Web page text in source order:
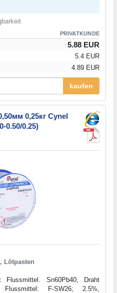
PRIVATKUNDE
5.88 EUR
5.4 EUR
4.89 EUR
kaufen
0,25кг Cynel
0.50/0.25)
Lötpasten
Sn60Pb40, Draht
F-SW26; 2.5%,